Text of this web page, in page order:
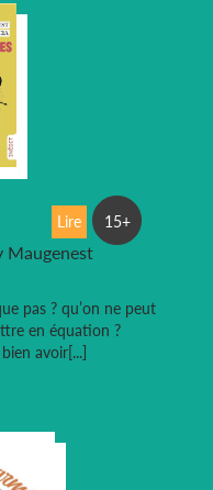
Maugenest
pas ? qu’on ne peut
en équation ?
avoir[...]
Lire 15+